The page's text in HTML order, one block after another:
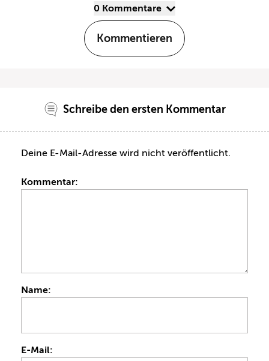
0 Kommentare
Kommentieren
Schreibe den ersten Kommentar
Deine E-Mail-Adresse wird nicht veröffentlicht.
Kommentar:
Name:
E-Mail: